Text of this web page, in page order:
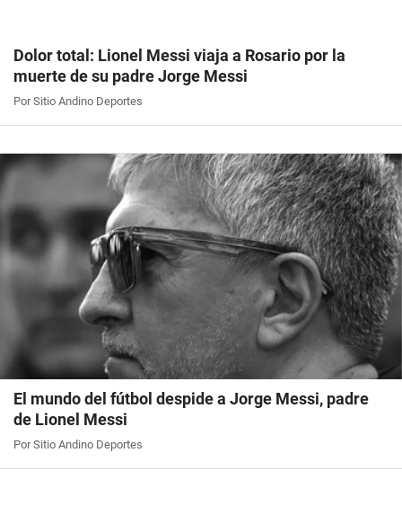
Dolor total: Lionel Messi viaja a Rosario por la
muerte de su padre Jorge Messi
Por Sitio Andino Deportes
El mundo del fútbol despide a Jorge Messi, padre
de Lionel Messi
Por Sitio Andino Deportes